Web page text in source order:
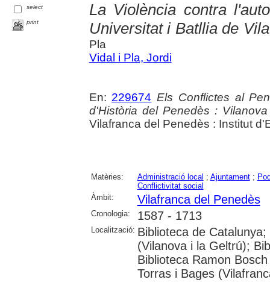
select
print
La Violència contra
Universitat i Batllia de
Pla
Vidal i Pla, Jordi
En: 229674 Els Conflictes al
d'Història del Penedès :
Vilafranca del Penedès : Institut
Matèries: Administració local ; Ajuntament;
Conflictivitat social
Àmbit:
Vilafranca del Penedès
Cronologia: 1587 - 1713
Localització: Biblioteca de
(Vilanova i la Geltrú);
Biblioteca Ramon
Torras i Bages